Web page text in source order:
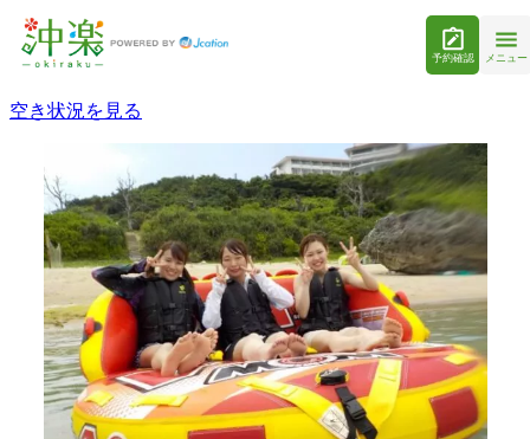
予約確認 メニュー
空き状況を見る